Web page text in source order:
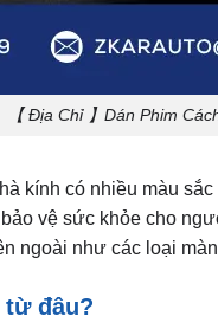
kính có nhiều màu
vệ sức khỏe cho
ngoài như các loại